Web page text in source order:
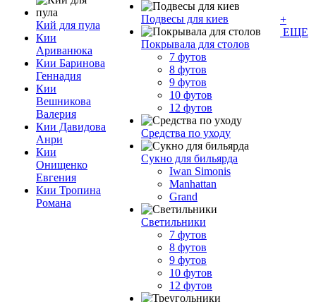
Кий для пула
Кии
Ариванюка
Кии Баринова
Геннадия
Кии
Вешникова
Валерия
Кии Давидова
Анри
Кии
Онищенко
Евгения
Кии Тропина
Романа
Подвесы для киев
Покрывала для столов
7 футов
8 футов
9 футов
10 футов
12 футов
Средства по уходу
Сукно для бильярда
Iwan Simonis
Manhattan
Grand
Светильники
7 футов
8 футов
9 футов
10 футов
12 футов
+
ЕЩЕ